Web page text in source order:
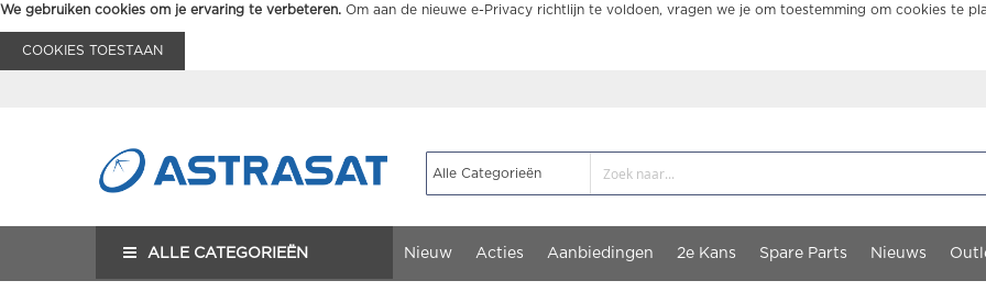
We gebruiken cookies om je ervaring te verbeteren. Om aan de nieuwe e-Privacy richtlijn te voldoen, vragen we je om toestemming om cookies te
COOKIES TOESTAAN
ALLE CATEGORIEËN Nieuw Acties Aanbiedingen 2e Kans Spare Parts Nieuws